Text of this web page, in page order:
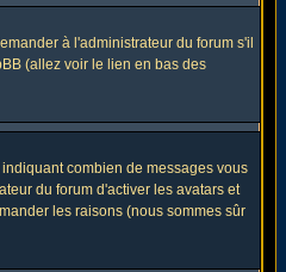
à l'administrateur du forum s'il
(allez voir le lien en bas des
combien de messages vous
du forum d'activer les avatars et
les raisons (nous sommes sûr